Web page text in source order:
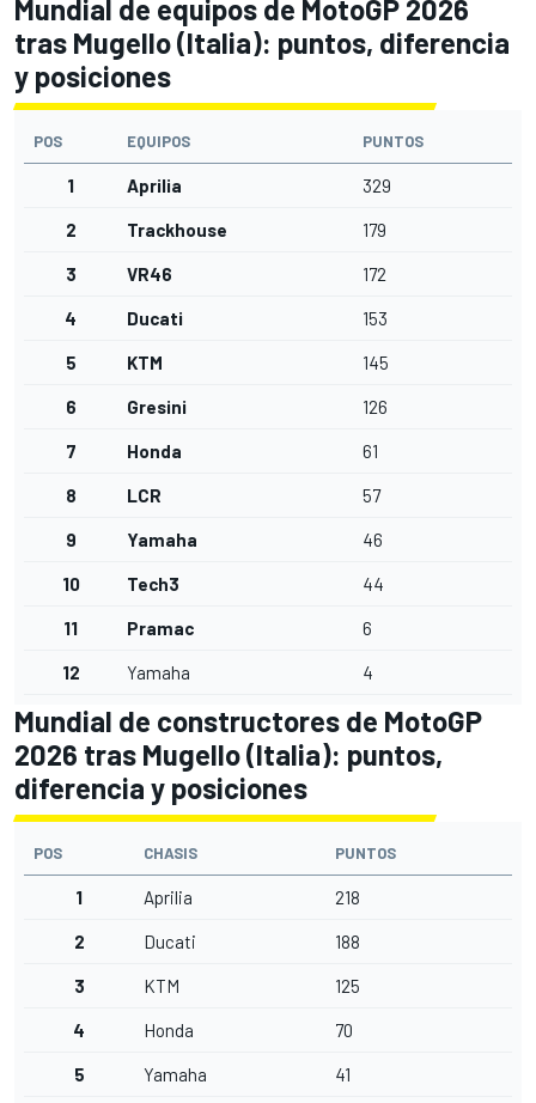
Mundial de equipos de MotoGP 2026
tras Mugello (Italia): puntos, diferencia
y posiciones
POS EQUIPOS PUNTOS
1 Aprilia 329
2 Trackhouse 179
3 VR46 172
4 Ducati 153
5 KTM 145
6 Gresini 126
7 Honda 61
8 LCR 57
9 Yamaha 46
10 Tech3 44
11 Pramac 6
12 Yamaha 4
Mundial de constructores de MotoGP
2026 tras Mugello (Italia): puntos,
diferencia y posiciones
POS CHASIS PUNTOS
1 Aprilia 218
2 Ducati 188
3 KTM 125
4 Honda 70
5 Yamaha 41